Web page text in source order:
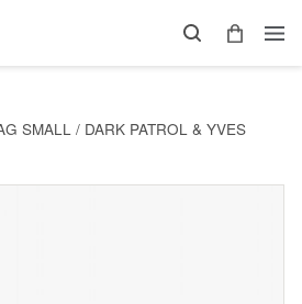
SMALL / DARK PATROL & YVES